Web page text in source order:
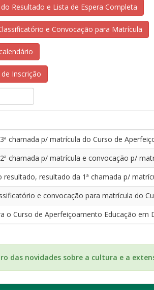
Resultado e Lista de Espera Completa
e Convocação para Matrícula
Inscrição
chamada p/ matrícula do Curso de
chamada p/ matrícula e convocação p/
resultado, resultado da 1ª chamada p/
e convocação para matrícula do
o Curso de Aperfeiçoamento Educação em
das novidades sobre a cultura e a